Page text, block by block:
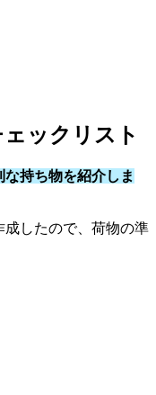
ックリスト
持ち物を紹介しま
成したので、荷物の準